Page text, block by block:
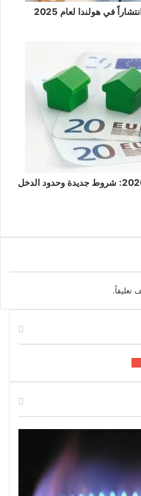
في هولندا لعام 2025
تغييرات بدل الإيجار في هولندا 2026: شروط جديدة وحدود الدخل
تعليقاً.